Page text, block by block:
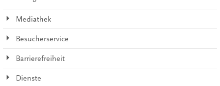
Mediathek
Besucherservice
Barrierefreiheit
Dienste